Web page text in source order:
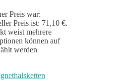
Preis war:
Preis ist: 71,10 €.
weist mehrere
können auf
werden